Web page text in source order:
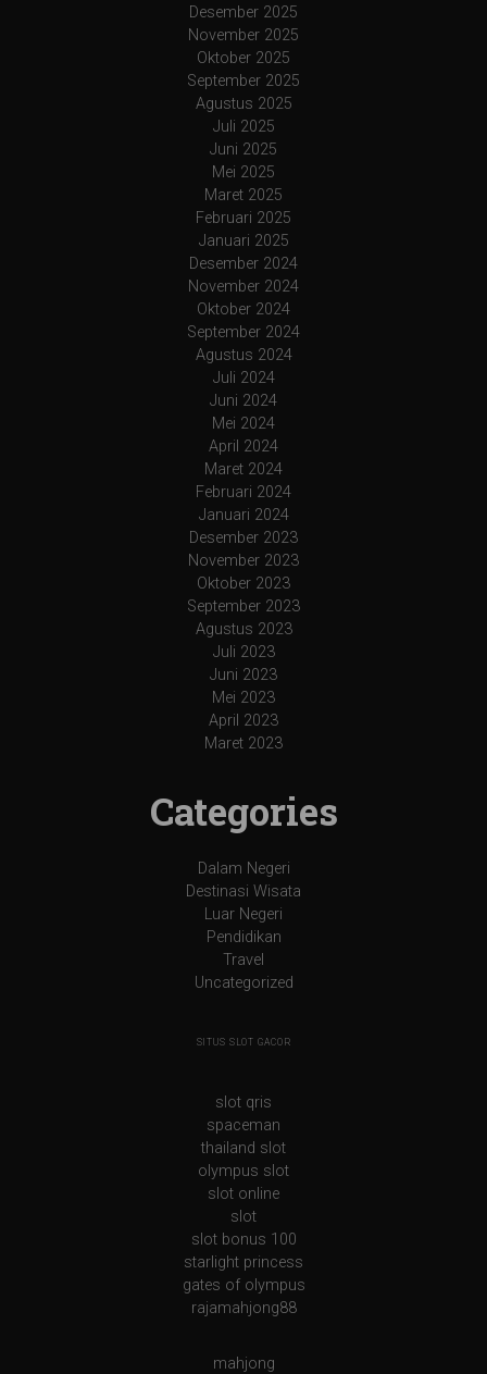
Desember 2025
November 2025
Oktober 2025
September 2025
Agustus 2025
Juli 2025
Juni 2025
Mei 2025
Maret 2025
Februari 2025
Januari 2025
Desember 2024
November 2024
Oktober 2024
September 2024
Agustus 2024
Juli 2024
Juni 2024
Mei 2024
April 2024
Maret 2024
Februari 2024
Januari 2024
Desember 2023
November 2023
Oktober 2023
September 2023
Agustus 2023
Juli 2023
Juni 2023
Mei 2023
April 2023
Maret 2023
Categories
Dalam Negeri
Destinasi Wisata
Luar Negeri
Pendidikan
Travel
Uncategorized
SITUS SLOT GACOR
slot qris
spaceman
thailand slot
olympus slot
slot online
slot
slot bonus 100
starlight princess
gates of olympus
rajamahjong88
mahjong